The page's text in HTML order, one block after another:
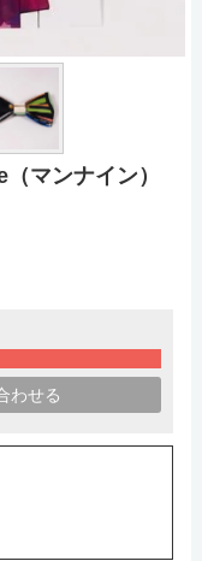
マンナイン）
わせる